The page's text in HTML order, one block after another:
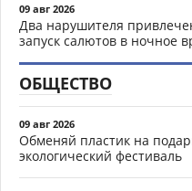
09 авг 2026
Два нарушителя
запуск салютов в ночное
ОБЩЕСТВО
09 авг 2026
Обменяй пластик на
экологический фестиваль